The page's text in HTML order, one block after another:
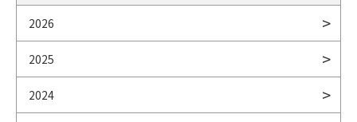
2026
2025
2024